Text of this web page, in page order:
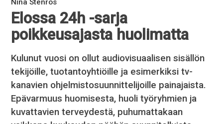
Elossa 24h -sarja
poikkeusajasta huolimatta
Kulunut vuosi on ollut audiovisuaalisen sisällön
tekijöille, tuotantoyhtiöille ja esimerkiksi tv-
kanavien ohjelmistosuunnittelijoille painajaista.
Epävarmuus huomisesta, huoli työryhmien ja
kuvattavien terveydestä, puhumattakaan